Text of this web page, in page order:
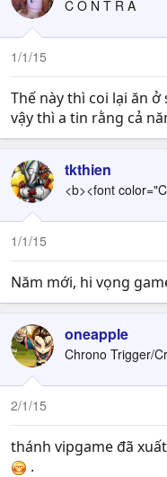
C O N T R A
1/1/15
Thế này thì coi lại ăn
vậy thì a tin rằng cả
tkthien
<b><font
1/1/15
Năm mới, hi vọng
oneapple
Chrono Trigger/
2/1/15
thánh vipgame đã
.